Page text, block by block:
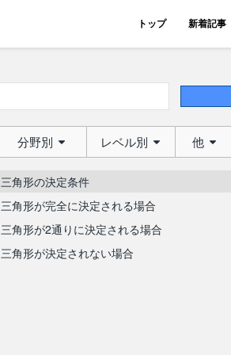
トップ 新着記事
分野別 レベル別 他
三角形の決定条件
三角形が完全に決定される場合
三角形が2通りに決定される場合
三角形が決定されない場合